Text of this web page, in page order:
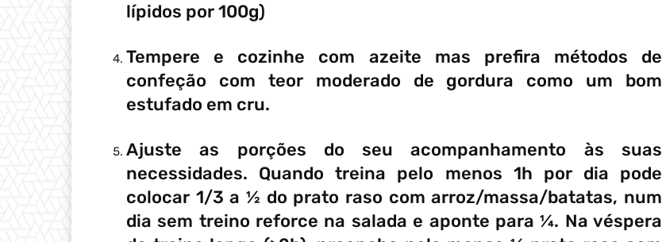
lípidos por 100g)
Tempere e cozinhe com azeite mas prefira métodos de
confeção com teor moderado de gordura como um bom
estufado em cru.
Ajuste as porções do seu acompanhamento às suas
necessidades. Quando treina pelo menos 1h por dia pode
colocar 1/3 a ½ do prato raso com arroz/massa/batatas, num
dia sem treino reforce na salada e aponte para ¼. Na véspera